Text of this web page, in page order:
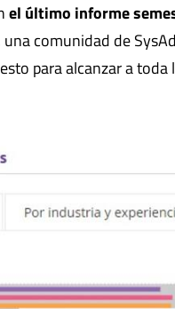
el último informe
una comunidad de
para alcanzar a toda